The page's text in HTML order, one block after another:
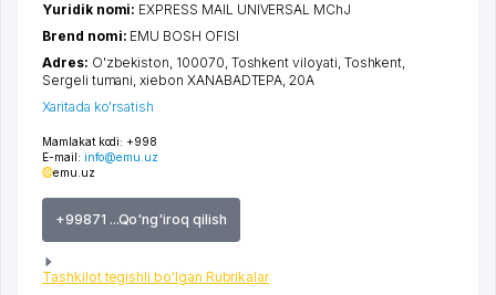
Mamlakat kodi: +998
E-mail: info@emu.uz
emu.uz
+99871 ...Qo'ng'iroq qilish
Tashkilot tegishli bo'lgan Rubrikalar
Yuridik nomi: EXPRESS MAIL UNIVERSAL MChJ
Brend nomi: EMU BOSH OFISI
Adres: O'zbekiston, 100070, Toshkent viloyati, Toshkent,
Sergeli tumani,xiеbon XANABADTEPA, 20А
Xaritada ko'rsatish